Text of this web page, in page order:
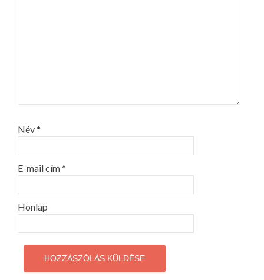
Név*
E-mail cím*
Honlap